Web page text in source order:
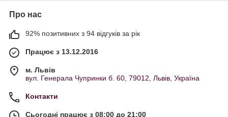
Про нас
92% позитивних з 94 відгуків за рік
Працює з 13.12.2016
м. Львів
вул. Генерала Чупринки б. 60, 79012, Львів, Україна
Контакти
Сьогодні працює з 08:00 до 21:00